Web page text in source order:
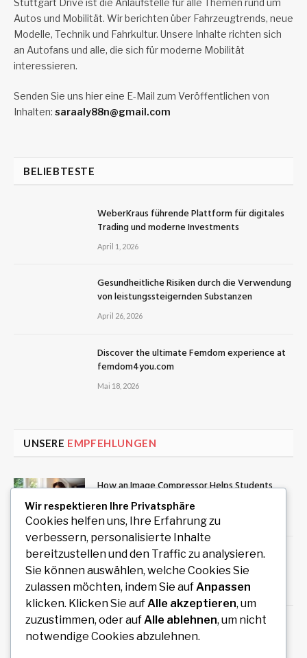
Autos und Mobilität. Wir berichten über Fahrzeugtrends, neue
Modelle, Technik und Fahrkultur. Unsere Inhalte richten sich
an Autofans und alle, die sich für moderne Mobilität
interessieren.
Senden Sie uns hier eine E-Mail zum Veröffentlichen von
Inhalten: saraaly88n@gmail.com
BELIEBTESTE
WeberKraus führende Plattform für digitales
Trading und moderne Investments
April 1, 2026
Gesundheitliche Risiken durch die Verwendung
von leistungssteigernden Substanzen
April 26, 2026
Discover the ultimate Femdom experience at
femdom4you.com
Mai 18, 2026
UNSERE EMPFEHLUNGEN
How an Image Compressor Helps Students,
Teachers, and Professionals Optimize Images
August 6, 2026
Private Rundreise mit Auto und Fahrer durch
Südindien planen
August 6, 2026
Redaktionelles Magazin mit hochwertigen
Artikeln zu Politik, Wirtschaft, Technologie,
Wir respektieren Ihre Privatsphäre
Cookies helfen uns, Ihre Erfahrung zu
verbessern, personalisierte Inhalte
bereitzustellen und den Traffic zu analysieren.
Sie können auswählen, welche Cookies Sie
zulassen möchten, indem Sie aufAnpassen
klicken. Klicken Sie aufAlle akzeptieren, um
zuzustimmen, oder aufAlle ablehnen, um nicht
notwendige Cookies abzulehnen.